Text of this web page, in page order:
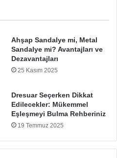
Ahşap Sandalye mi, Metal
Sandalye mi? Avantajları ve
Dezavantajları
25 Kasım 2025
Dresuar Seçerken Dikkat
Edilecekler: Mükemmel
Eşleşmeyi Bulma Rehberiniz
19 Temmuz 2025